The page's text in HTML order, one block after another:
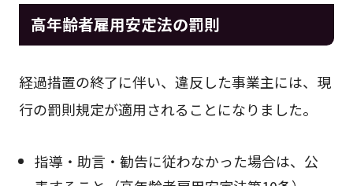
高年齢者雇用安定法の罰則
経過措置の終了に伴い、違反した事業主には、現
行の罰則規定が適用されることになりました。
指導・助言・勧告に従わなかった場合は、公